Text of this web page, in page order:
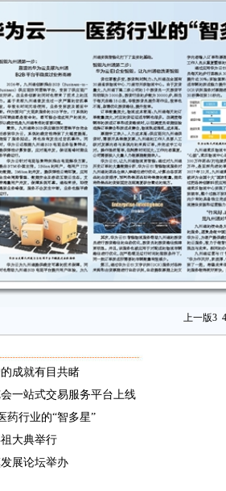
上一版3 4
成就有目共睹
一站式交易服务平台上线
行业的“智多星”
大典举行
展论坛举办